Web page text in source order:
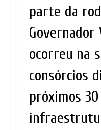
parte da
Governador
ocorreu na
consórcios
próximos